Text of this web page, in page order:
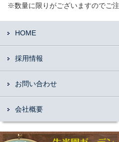
※数量に限りがございますのでご注
HOME
採用情報
お問い合わせ
会社概要